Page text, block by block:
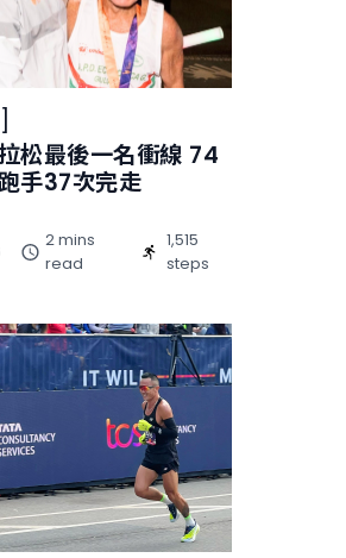
松最後一名衝線 74
手37次完走
2 mins
read
1,515
steps